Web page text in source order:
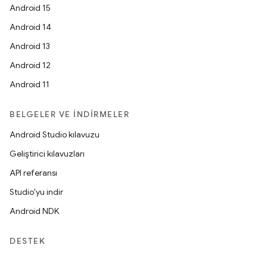
Android 15
Android 14
Android 13
Android 12
Android 11
BELGELER VE İNDIRMELER
Android Studio kılavuzu
Geliştirici kılavuzları
API referansı
Studio'yu indir
Android NDK
DESTEK